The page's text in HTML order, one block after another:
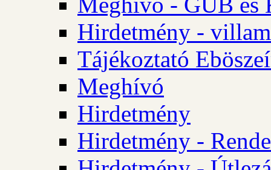
Hirdetmény -
Tájékoztató
Meghívó
Hirdetmény
Hirdetmény -